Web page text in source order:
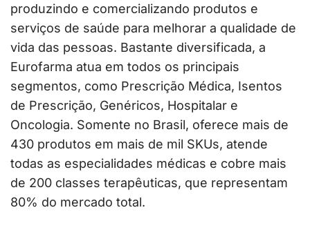
produzindo e comercializando produtos e
serviços de saúde para melhorar a qualidade de
vida das pessoas. Bastante diversificada, a
Eurofarma atua em todos os principais
segmentos, como Prescrição Médica, Isentos
de Prescrição, Genéricos, Hospitalar e
Oncologia. Somente no Brasil, oferece mais de
430 produtos em mais de mil SKUs, atende
todas as especialidades médicas e cobre mais
de 200 classes terapêuticas, que representam
80% do mercado total.